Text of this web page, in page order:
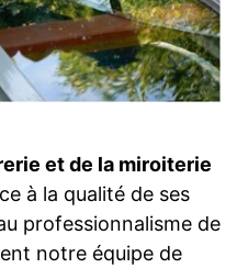
et de la miroiterie
à la qualité de ses
professionnalisme de
notre équipe de